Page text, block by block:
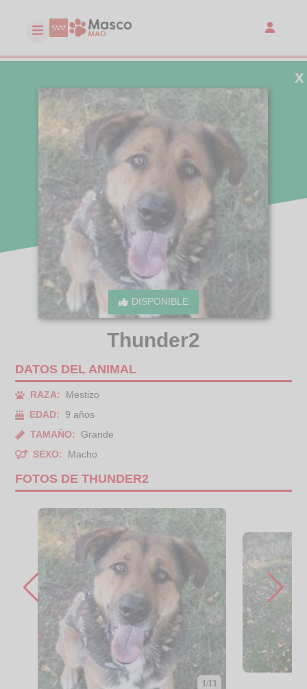
DISPONIBLE
X
Thunder2
DATOS DEL ANIMAL
RAZA:
Mestizo
EDAD:
9 años
TAMAÑO:
Grande
SEXO:
Macho
FOTOS DE THUNDER2
1/13